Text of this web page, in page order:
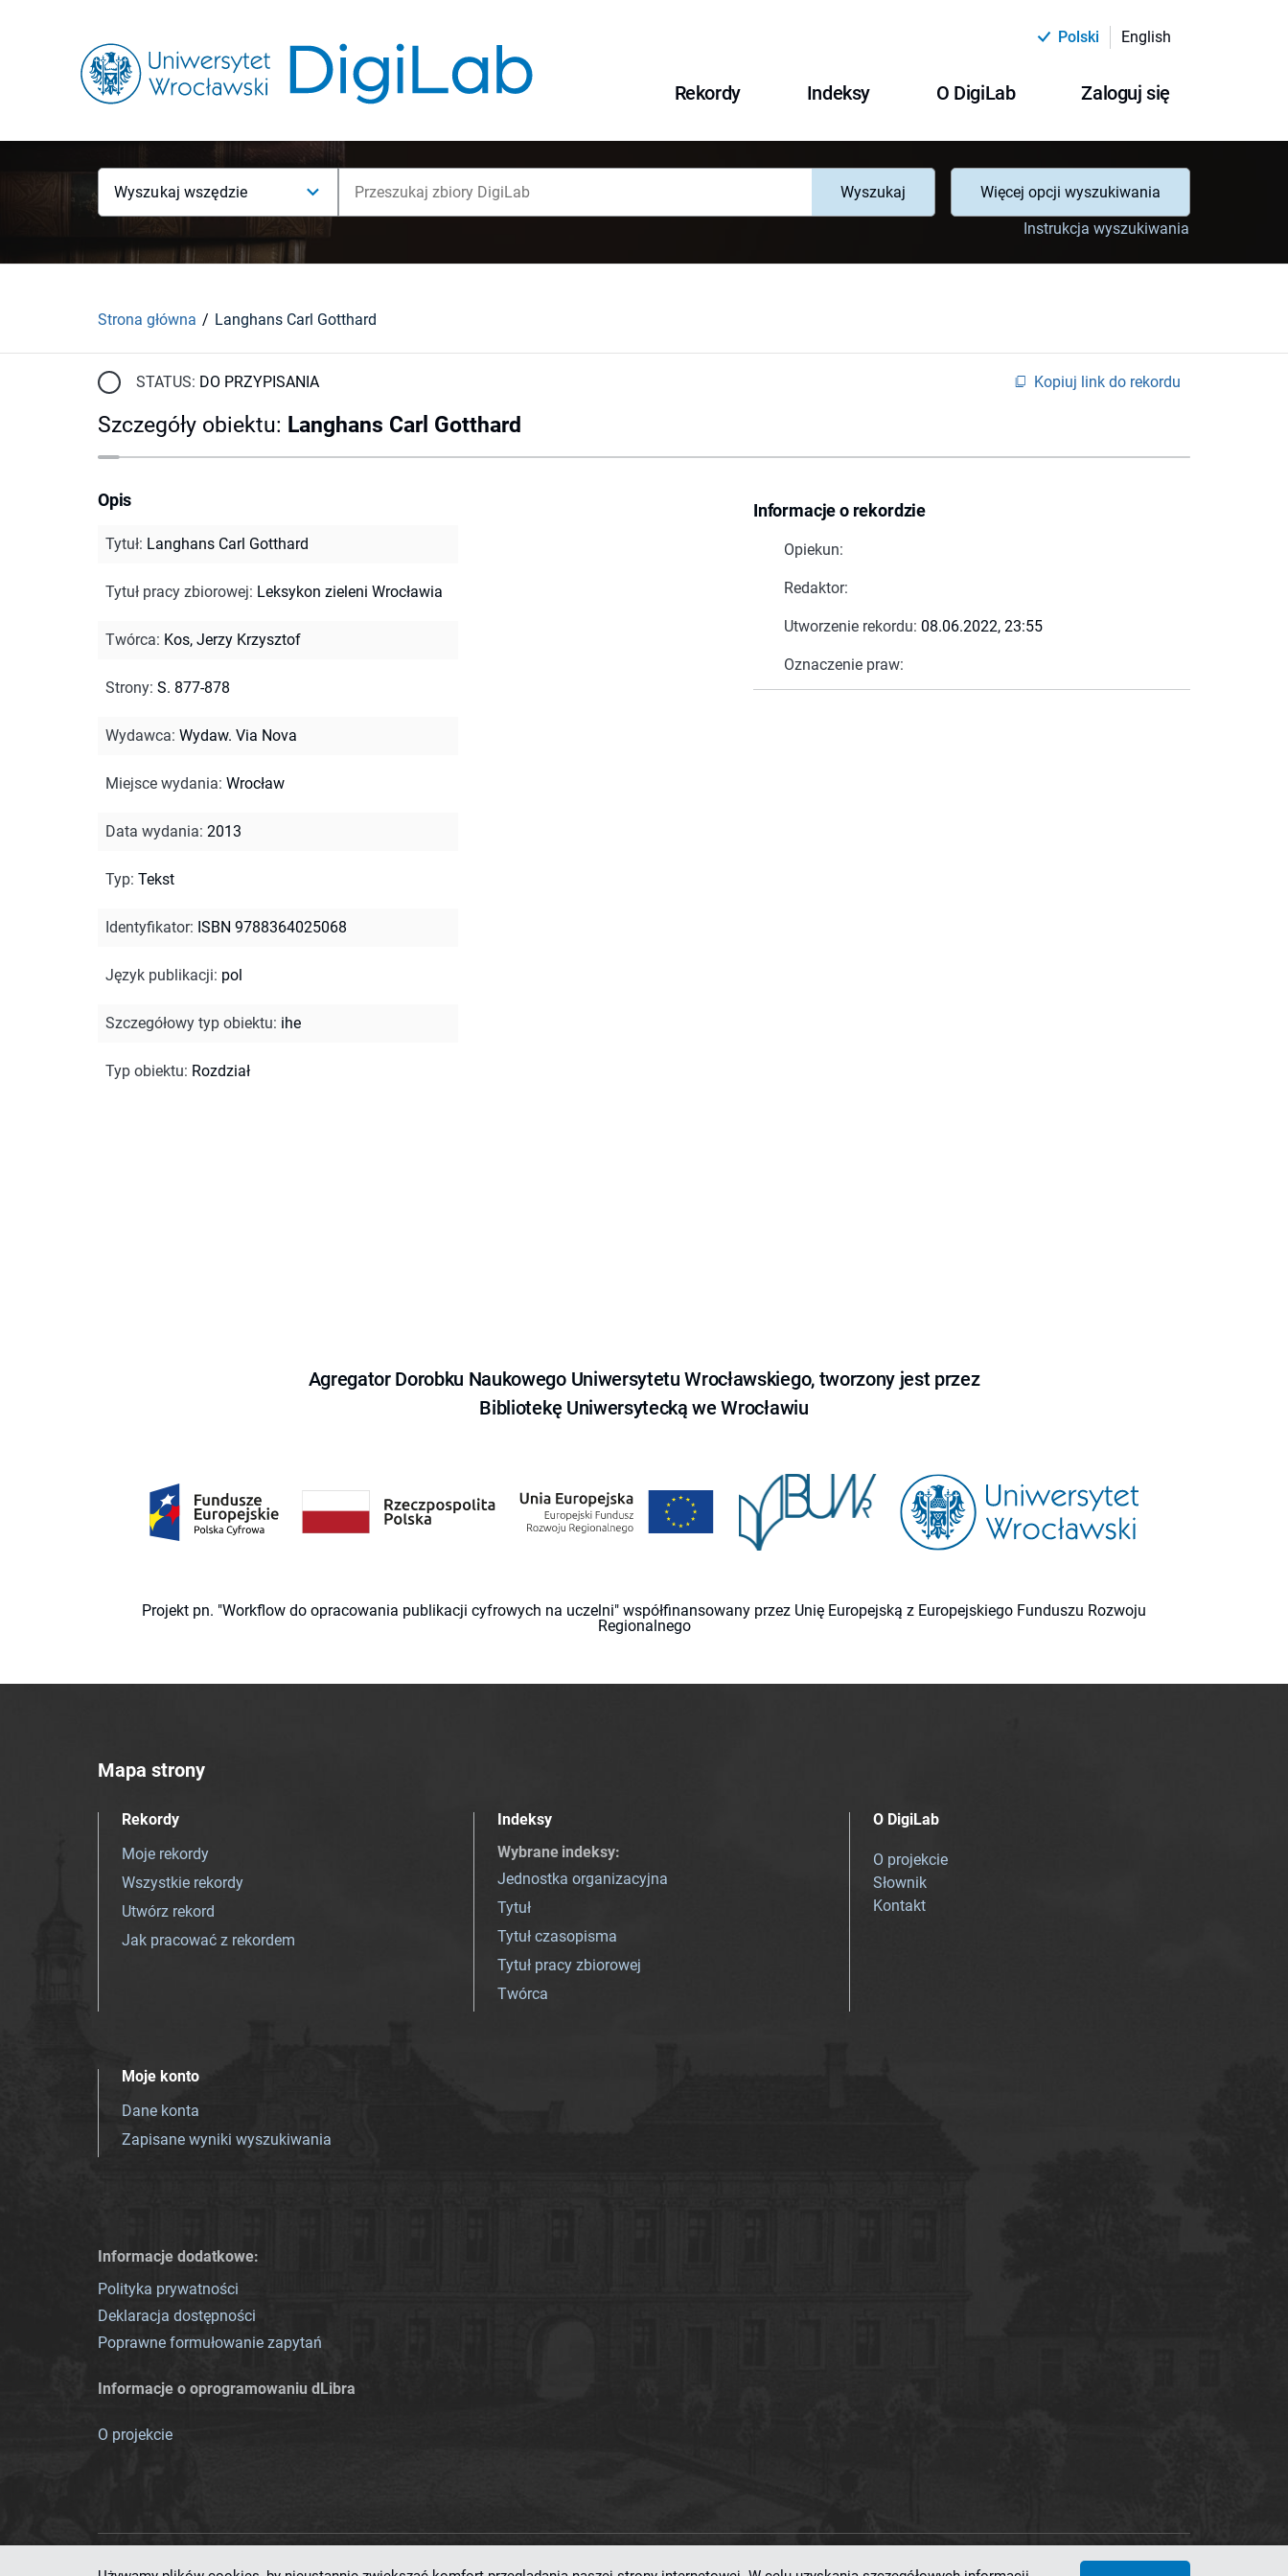
Polski English
Rekordy Indeksy O DigiLab Zaloguj się
Wyszukaj wszędzie Wyszukaj
Więcej opcji wyszukiwania
Instrukcja wyszukiwania
Strona główna Langhans Carl Gotthard
STATUS: DO PRZYPISANIA Kopiuj link do rekordu
Szczegóły obiektu: Langhans Carl Gotthard
Informacje o rekordzie
Opiekun:
Redaktor:
Utworzenie rekordu: 08.06.2022, 23:55
Oznaczenie praw:
Opis
Tytuł: Langhans Carl Gotthard
Tytuł pracy zbiorowej: Leksykon zieleni Wrocławia
Twórca: Kos, Jerzy Krzysztof
Strony: S. 877-878
Wydawca: Wydaw. Via Nova
Miejsce wydania: Wrocław
Data wydania: 2013
Typ: Tekst
Identyfikator: ISBN 9788364025068
Język publikacji: pol
Szczegółowy typ obiektu: ihe
Typ obiektu: Rozdział
Agregator Dorobku Naukowego Uniwersytetu Wrocławskiego, tworzony jest przez
Bibliotekę Uniwersytecką we Wrocławiu
Projekt pn. "Workflow do opracowania publikacji cyfrowych na uczelni" współfinansowany przez Unię Europejską z Europejskiego Funduszu Rozwoju
Regionalnego
Mapa strony
Rekordy
Moje rekordy
Wszystkie rekordy
Utwórz rekord
Jak pracować z rekordem
Indeksy
Wybrane indeksy:
Jednostka organizacyjna
Tytuł
Tytuł czasopisma
Tytuł pracy zbiorowej
Twórca
O DigiLab
O projekcie
Słownik
Kontakt
Moje konto
Dane konta
Zapisane wyniki wyszukiwania
Informacje dodatkowe:
Polityka prywatności
Deklaracja dostępności
Poprawne formułowanie zapytań
Informacje o oprogramowaniu dLibra
O projekcie